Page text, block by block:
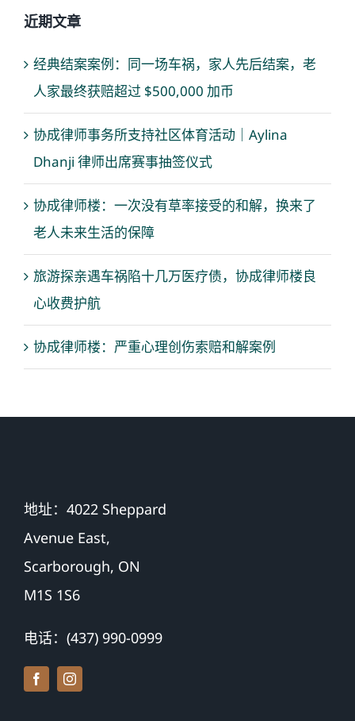
近期文章
经典结案案例：同一场车祸，家人先后结案，老
人家最终获赔超过 $500,000 加币
协成律师事务所支持社区体育活动｜Aylina
Dhanji 律师出席赛事抽签仪式
协成律师楼：一次没有草率接受的和解，换来了
老人未来生活的保障
旅游探亲遇车祸陷十几万医疗债，协成律师楼良
心收费护航
协成律师楼：严重心理创伤索赔和解案例
地址：4022 Sheppard
Avenue East,
Scarborough, ON
M1S 1S6
电话：(437) 990-0999